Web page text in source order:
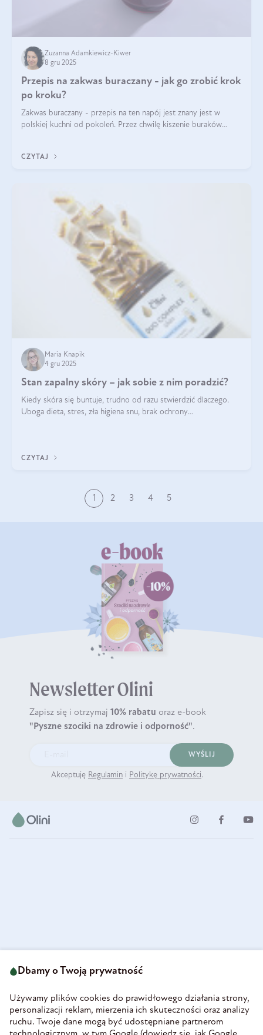
Zuzanna Adamkiewicz-Kiwer
8 gru 2025
Przepis na zakwas buraczany - jak go zrobić krok
po kroku?
Zakwas buraczany - przepis na ten napój jest znany jest w
polskiej kuchni od pokoleń. Przez chwilę kiszenie buraków
CZYTAJ
Maria Knapik
4 gru 2025
Stan zapalny skóry – jak sobie z nim poradzić?
Kiedy skóra się buntuje, trudno od razu stwierdzić dlaczego.
Uboga dieta, stres, zła higiena snu, brak ochrony
CZYTAJ
1 2 3 4 5
Newsletter Olini
Zapisz się i otrzymaj 10% rabatu oraz e-book
"Pyszne szociki na zdrowie i odporność".
WYŚLIJ
Akceptuję Regulamin i Politykę prywatności.
58-160 Świebodzice
REGON 890213034
INFORMACJE
Dbamy o Twoją prywatność
Używamy plików cookies do prawidłowego działania strony,
personalizacji reklam, mierzenia ich skuteczności oraz analizy
ruchu. Twoje dane mogą być udostępniane partnerom